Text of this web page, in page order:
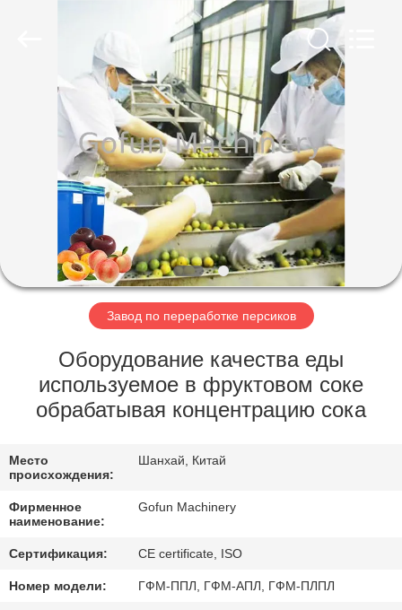
ДОМ
ПРОДУКТЫ
РОЛИКИ
VR
-
НАС
ПУТЕШЕСТВИЕ
ФАБРИКИ
ПРОВЕРКА
КАЧЕСТВА
Завод по переработке персиков
Оборудование качества еды
используемое в фруктовом соке
обрабатывая концентрацию сока
Место
происхождения:
Шанхай, Китай
Фирменное
наименование:
Gofun Machinery
Сертификация: CE certificate, ISO
Номер модели: ГФМ-ППЛ, ГФМ-АПЛ, ГФМ-ПЛПЛ